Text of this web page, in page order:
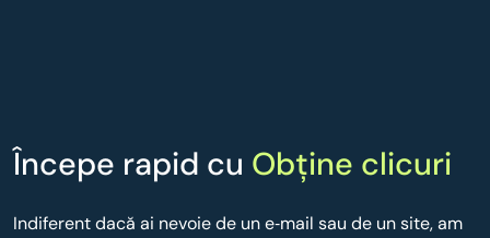
Începe rapid cu Obține clicuri
Indiferent dacă ai nevoie de un e‑mail sau de un site, am